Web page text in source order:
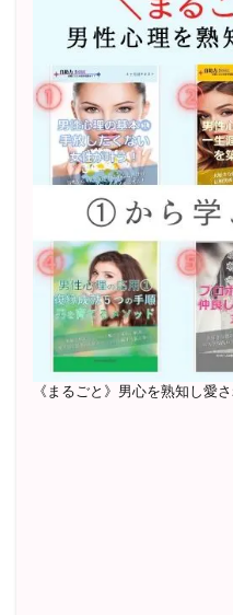
《まるごと》男心を熟知し愛